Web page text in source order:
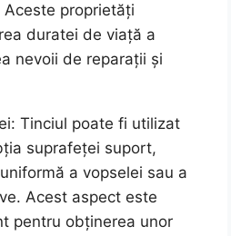
proprietăți
duratei de viață a
nevoii de reparații și
Tinciul poate fi utilizat
suprafeței suport,
a vopselei sau a
Acest aspect este
pentru obținerea unor